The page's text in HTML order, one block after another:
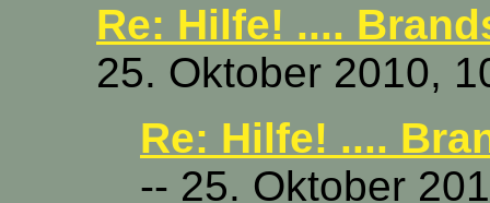
Re: Hilfe! ....
25. Oktober 2010,
Re: Hilfe! ....
-- 25. Oktober